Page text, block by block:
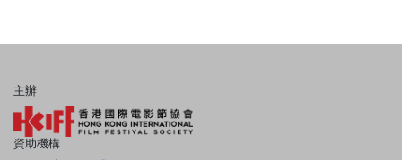
主辦
資助機構